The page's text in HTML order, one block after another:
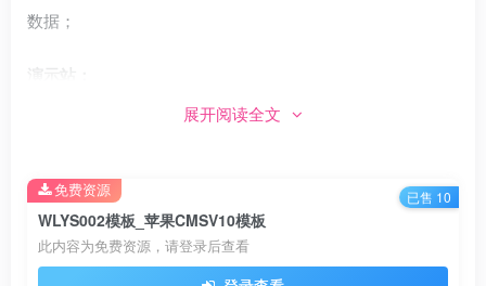
数据；
演示站：
http://103.148.245.117:83/
展开阅读全文
WLYS002模板_苹果CMSV10模板
此内容为免费资源，请登录后查看
免费资源 已售 10